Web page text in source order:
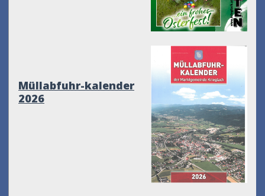
Müllabfuhr-kalender
2026